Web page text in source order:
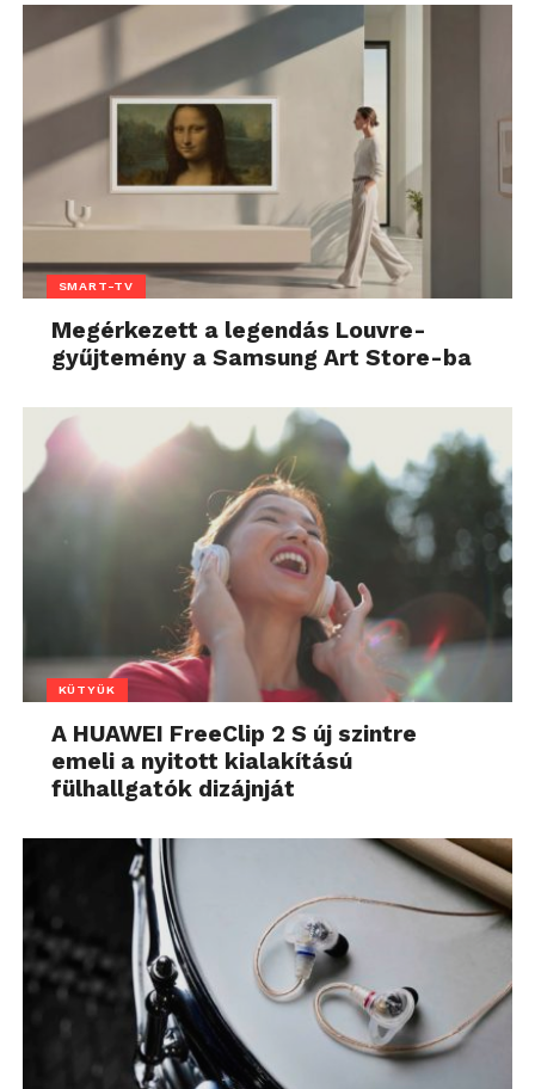
SMART-TV
Megérkezett a legendás Louvre-
gyűjtemény a Samsung Art Store-ba
KÜTYÜK
A HUAWEI FreeClip 2 S új szintre
emeli a nyitott kialakítású
fülhallgatók dizájnját